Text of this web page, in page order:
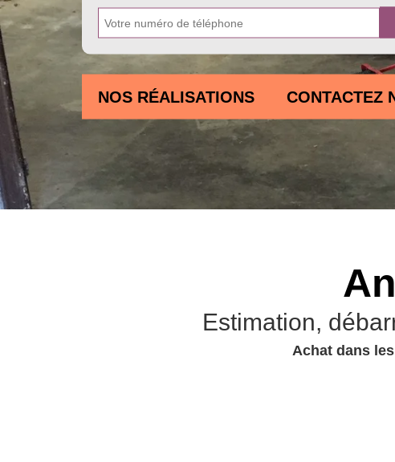
NOS RÉALISATIONS CONTACTEZ
Estimation,
Achat dans